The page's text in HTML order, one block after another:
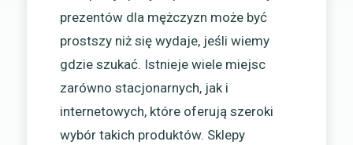
prezentów dla mężczyzn może być
prostszy niż się wydaje, jeśli wiemy
gdzie szukać. Istnieje wiele miejsc
zarówno stacjonarnych, jak i
internetowych, które oferują szeroki
wybór takich produktów. Sklepy